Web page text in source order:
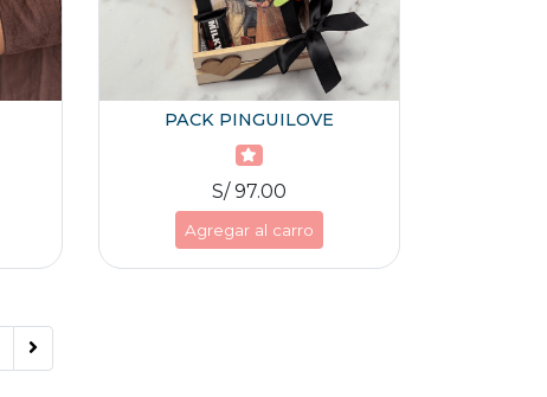
PACK PINGUILOVE
S/ 97.00
Agregar al carro